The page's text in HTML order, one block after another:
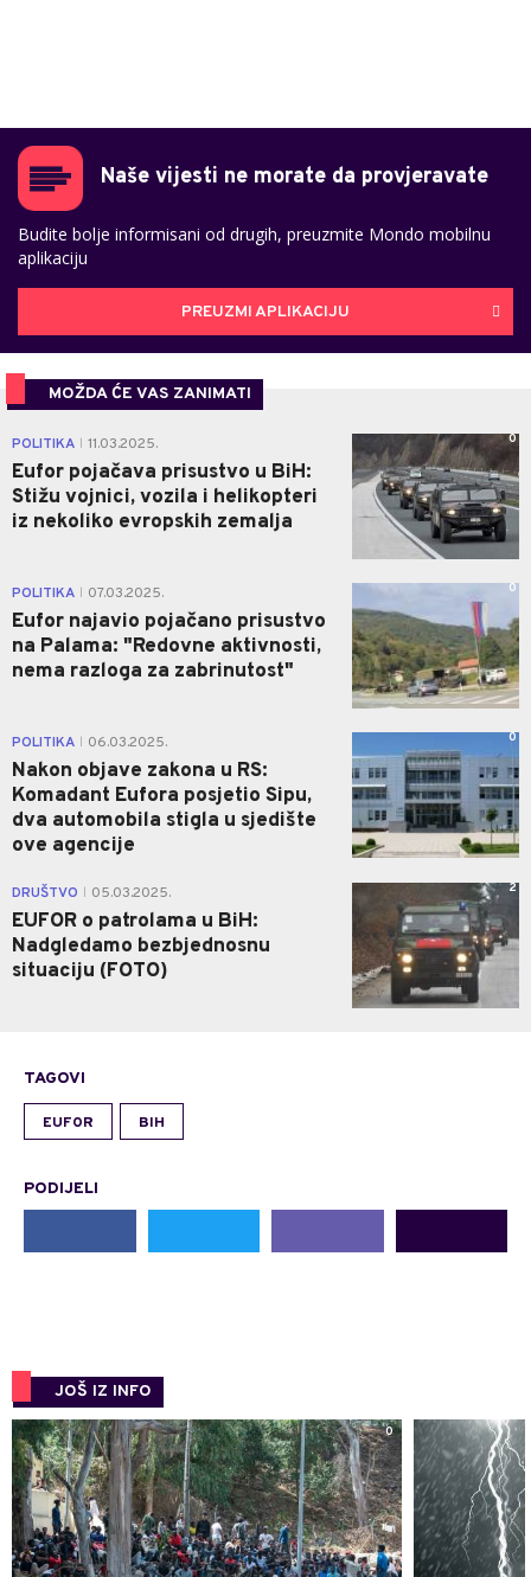
Naše vijesti ne morate da provjeravate
Budite bolje informisani od drugih, preuzmite Mondo mobilnu
aplikaciju
PREUZMI APLIKACIJU
MOŽDA ĆE VAS ZANIMATI
POLITIKA 11.03.2025.
Eufor pojačava prisustvo u BiH:
Stižu vojnici, vozila i helikopteri
iz nekoliko evropskih zemalja
0
POLITIKA 07.03.2025.
Eufor najavio pojačano prisustvo
na Palama: "Redovne aktivnosti,
nema razloga za zabrinutost"
0
POLITIKA 06.03.2025.
Nakon objave zakona u RS:
Komadant Eufora posjetio Sipu,
dva automobila stigla u sjedište
ove agencije
0
DRUŠTVO 05.03.2025.
EUFOR o patrolama u BiH:
Nadgledamo bezbjednosnu
situaciju (FOTO)
2
TAGOVI
EUFOR BIH
PODIJELI
JOŠ IZ INFO
0